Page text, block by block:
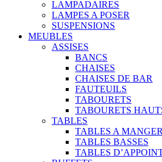
LAMPADAIRES
LAMPES A POSER
SUSPENSIONS
MEUBLES
ASSISES
BANCS
CHAISES
CHAISES DE BAR
FAUTEUILS
TABOURETS
TABOURETS
TABLES
TABLES A MANGER
TABLES BASSES
TABLES